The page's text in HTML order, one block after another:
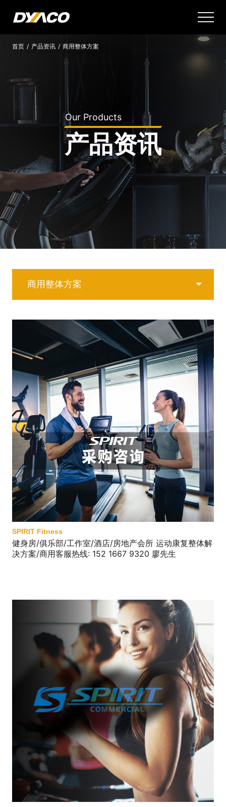
首页 / 产品资讯 / 商用整体方案
Our Products
产品资讯
商用整体方案
SPIRIT Fitness
健身房/俱乐部/工作室/酒店/房地产会所 运动康复整体解
决方案/商用客服热线: 152 1667 9320 廖先生